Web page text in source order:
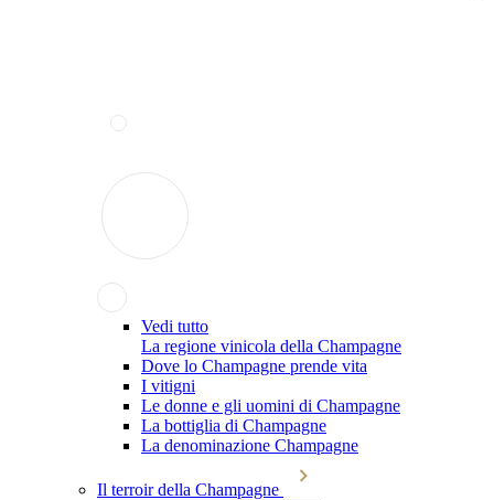
Vedi tutto
La regione vinicola della Champagne
Dove lo Champagne prende vita
I vitigni
Le donne e gli uomini di Champagne
La bottiglia di Champagne
La denominazione Champagne
Il terroir della Champagne